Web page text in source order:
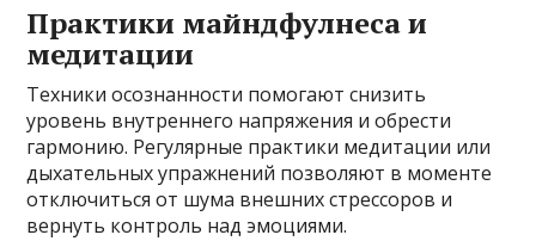
Практики майндфулнеса и
медитации
Техники осознанности помогают снизить
уровень внутреннего напряжения и обрести
гармонию. Регулярные практики медитации или
дыхательных упражнений позволяют в моменте
отключиться от шума внешних стрессоров и
вернуть контроль над эмоциями.